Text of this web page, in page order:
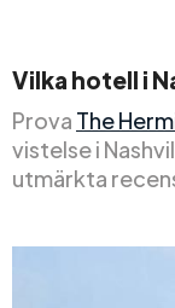
Vilka hotell i
Prova The
vistelse i
utmärkta